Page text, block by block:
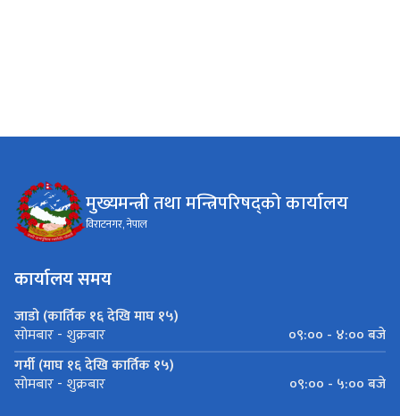
मुख्यमन्त्री तथा मन्त्रिपरिषद्को कार्यालय
विराटनगर, नेपाल
कार्यालय समय
जाडो (कार्तिक १६ देखि माघ १५)
सोमबार - शुक्रबार
०९:०० - ४:०० बजे
गर्मी (माघ १६ देखि कार्तिक १५)
सोमबार - शुक्रबार ०९:०० - ५:०० बजे